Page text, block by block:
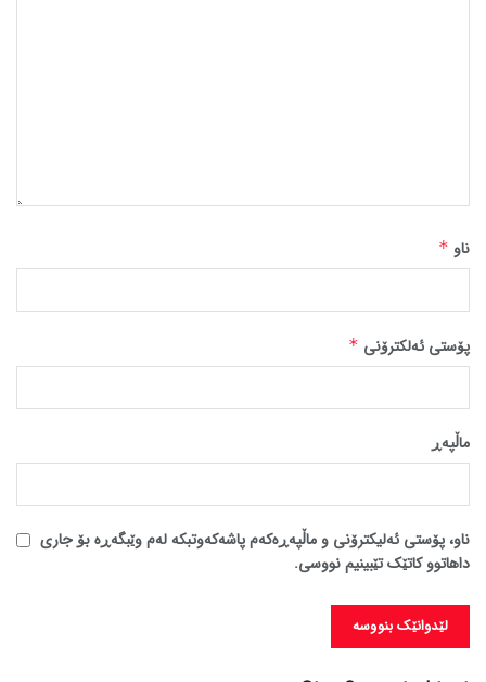
ناو *
پۆستی ئەلکترۆنی *
ماڵپه‌ڕ
ناو، پۆستی ئەلیکترۆنی و ماڵپەڕەکەم پاشەکەوتبکە لەم وێبگەڕە بۆ جاری
داهاتوو کاتێک تێبینیم نووسی.